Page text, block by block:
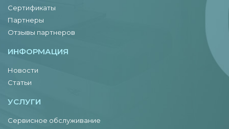
Сертификаты
Партнеры
Отзывы партнеров
ИНФОРМАЦИЯ
Новости
Статьи
УСЛУГИ
Сервисное обслуживание